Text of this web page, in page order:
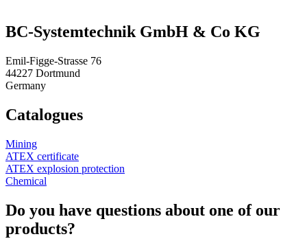
BC-System­tech­nik GmbH & Co KG
Emil-Figge-Strasse 76
44227 Dortmund
Germany
Catalogues
Mining
ATEX certificate
ATEX explosion protection
Chemical
Do you have questions about one of our
products?